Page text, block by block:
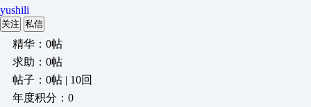
yushili
关注 私信
精华：0帖
求助：0帖
帖子：0帖 | 10回
年度积分：0